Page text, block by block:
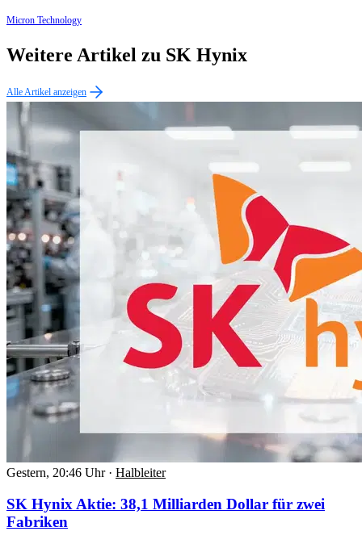
Micron Technology
Weitere Artikel zu SK Hynix
Alle Artikel anzeigen
Gestern, 20:46 Uhr · Halbleiter
SK Hynix Aktie: 38,1 Milliarden Dollar für zwei
Fabriken